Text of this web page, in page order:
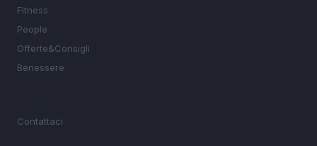
Fitness
People
Offerte&Consigli
Benessere
Contattaci